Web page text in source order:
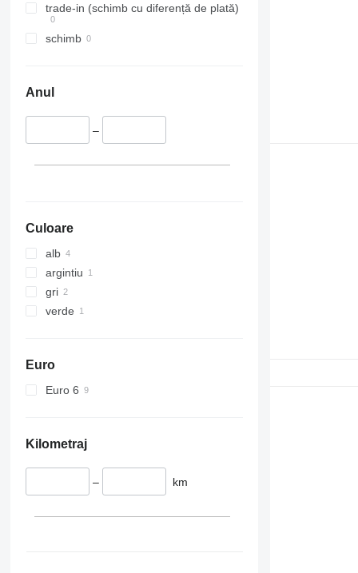
trade-in (schimb cu diferență de plată)
schimb
Anul
–
Culoare
alb
argintiu
gri
verde
Euro
Euro 6
Kilometraj
– km